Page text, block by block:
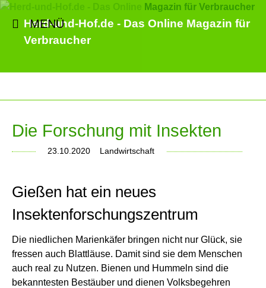
Herd-und-Hof.de - Das Online Magazin für
Verbraucher
MENÜ
Die Forschung mit Insekten
23.10.2020 Landwirtschaft
Gießen hat ein neues
Insektenforschungszentrum
Die niedlichen Marienkäfer bringen nicht nur Glück, sie
fressen auch Blattläuse. Damit sind sie dem Menschen
auch real zu Nutzen. Bienen und Hummeln sind die
bekanntesten Bestäuber und dienen Volksbegehren